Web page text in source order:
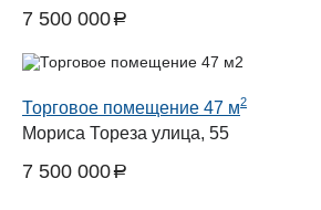
7 500 000a
Торговое помещение 47 м2
Мориса Тореза улица, 55
7 500 000a